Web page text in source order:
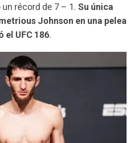
récord de 7 – 1. Su única
Johnson en una pelea
el UFC 186.